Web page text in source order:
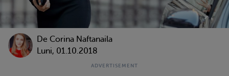
De Corina Naftanaila
Luni, 01.10.2018